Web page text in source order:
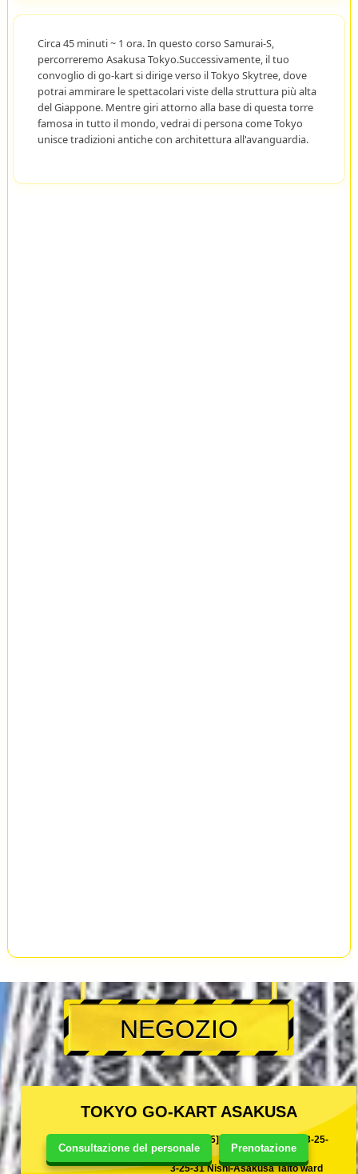
Consultazione del personale Prenotazione
Circa 45 minuti ~ 1 ora. In questo corso Samurai-S,
percorreremo Asakusa Tokyo.Successivamente, il tuo
convoglio di go-kart si dirige verso il Tokyo Skytree, dove
potrai ammirare le spettacolari viste della struttura più alta
del Giappone. Mentre giri attorno alla base di questa torre
famosa in tutto il mondo, vedrai di persona come Tokyo
unisce tradizioni antiche con architettura all'avanguardia.
NEGOZIO
TOKYO GO-KART ASAKUSA
[111-0035]東京都台東区西浅草3-25-
31
3-25-31 Nishi-Asakusa Taito ward